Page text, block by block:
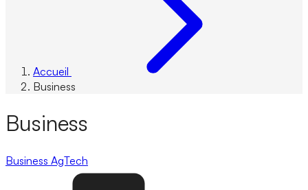
Accueil
Business
Business
Business AgTech